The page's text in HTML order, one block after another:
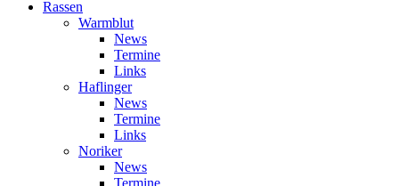
Rassen
Warmblut
News
Termine
Links
Haflinger
News
Termine
Links
Noriker
News
Termine